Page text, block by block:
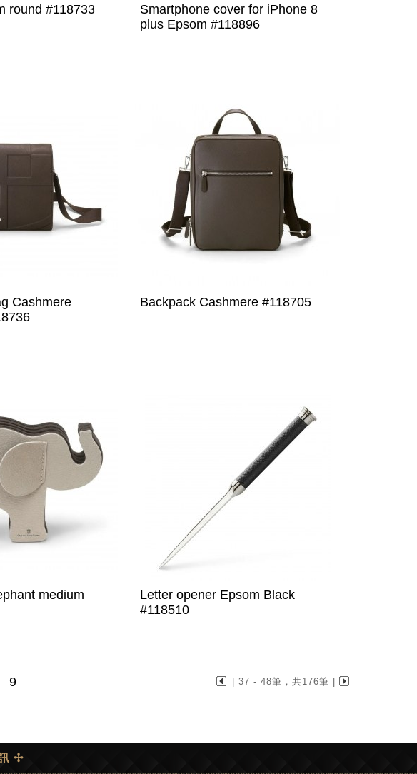
round #118733
Smartphone cover for iPhone 8
plus Epsom #118896
Cashmere
Backpack Cashmere #118705
medium
Letter opener Epsom Black
#118510
9 | 37 - 48筆，共176筆 |
✢